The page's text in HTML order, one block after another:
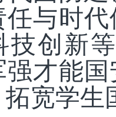
任与时
技创新
强才能
拓